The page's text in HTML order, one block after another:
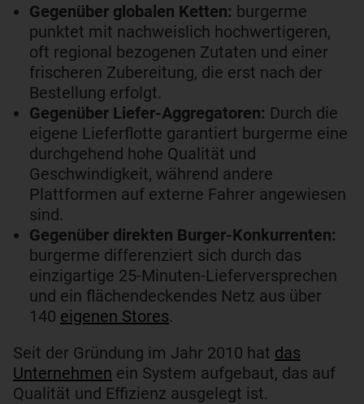
Gegenüber globalen Ketten: burgerme
punktet mit nachweislich hochwertigeren,
oft regional bezogenen Zutaten und einer
frischeren Zubereitung, die erst nach der
Bestellung erfolgt.
Gegenüber Liefer-Aggregatoren: Durch die
eigene Lieferflotte garantiert burgerme eine
durchgehend hohe Qualität und
Geschwindigkeit, während andere
Plattformen auf externe Fahrer angewiesen
sind.
Gegenüber direkten Burger-Konkurrenten:
burgerme differenziert sich durch das
einzigartige 25-Minuten-Lieferversprechen
und ein flächendeckendes Netz aus über
140 eigenen Stores.
Seit der Gründung im Jahr 2010 hat das
Unternehmen ein System aufgebaut, das auf
Qualität und Effizienz ausgelegt ist.